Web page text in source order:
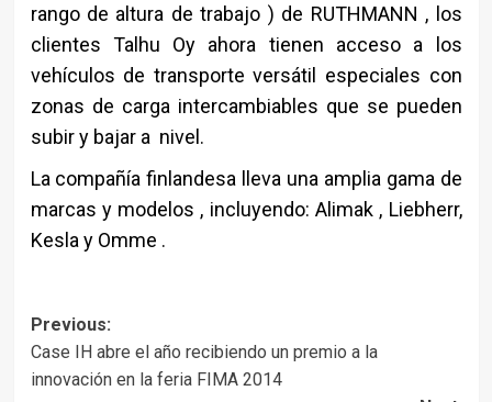
rango de altura de trabajo ) de RUTHMANN , los
clientes Talhu Oy ahora tienen acceso a los
vehículos de transporte versátil especiales con
zonas de carga intercambiables que se pueden
subir y bajar a nivel.
La compañía finlandesa lleva una amplia gama de
marcas y modelos , incluyendo: Alimak , Liebherr,
Kesla y Omme .
Post
navigation
Previous:
Case IH abre el año recibiendo un premio a la
innovación en la feria FIMA 2014